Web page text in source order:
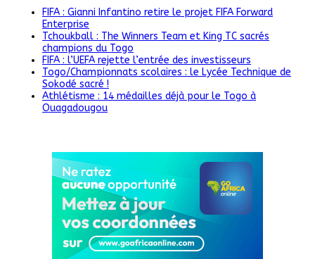
FIFA : Gianni Infantino retire le projet FIFA Forward
Enterprise
Tchoukball : The Winners Team et King TC sacrés
champions du Togo
FIFA : l’UEFA rejette l’entrée des investisseurs
Togo/Championnats scolaires : le Lycée Technique de
Sokodé sacré !
Athlétisme : 14 médailles déjà pour le Togo à
Ouagadougou